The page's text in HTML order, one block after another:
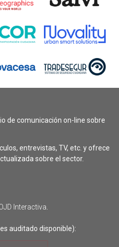
de comunicación on-line sobre
entrevistas, TV, etc. y ofrece
sobre el sector.
Interactiva.
auditado disponible):